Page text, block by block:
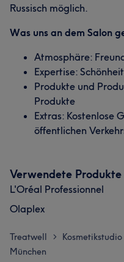
Russisch möglich.
Was uns an dem Salon
Atmosphäre:
Expertise:
Produkte und
Produkte
Extras: Kostenlose
öffentlichen
Verwendete
L'Oréal Professionnel
Olaplex
Treatwell > Kosmetikstudio
München